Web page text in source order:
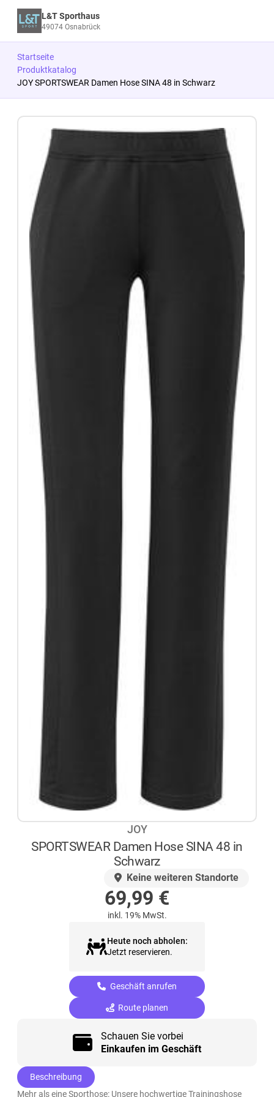
L&T Sporthaus
49074 Osnabrück
Startseite
Produktkatalog
JOY SPORTSWEAR Damen Hose SINA 48 in Schwarz
JOY
SPORTSWEAR Damen Hose SINA 48 in
Schwarz
Keine weiteren Standorte
69,99 €
inkl. 19% MwSt.
Heute noch abholen:
Jetzt reservieren.
Geschäft anrufen
Route planen
Schauen Sie vorbei
Einkaufen im Geschäft
Beschreibung
Mehr als eine Sporthose: Unsere hochwertige Trainingshose